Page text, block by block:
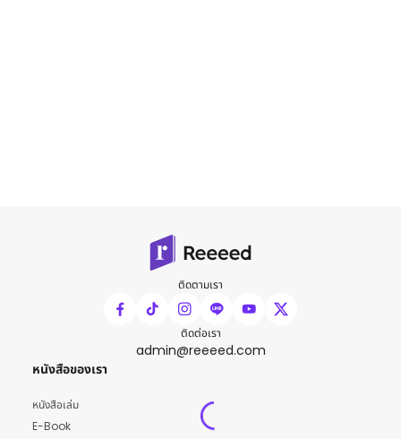
ติดตามเรา
ติดต่อเรา
admin@reeeed.com
หนังสือของเรา
หนังสือเล่ม
E-Book